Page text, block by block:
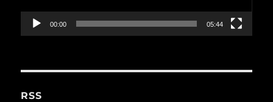
ー
00:00 05:44
RSS